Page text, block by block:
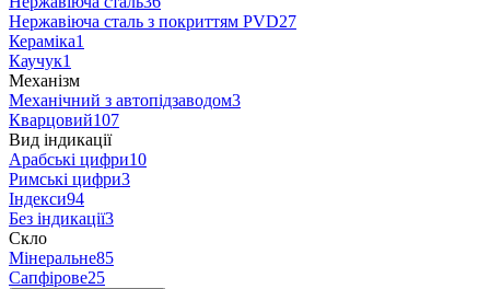
Нержавіюча сталь з покриттям PVD27
Кераміка1
Каучук1
Механізм
Механічний з автопідзаводом3
Кварцовий107
Вид індикації
Арабські цифри10
Римські цифри3
Індекси94
Без індикації3
Скло
Мінеральне85
Сапфірове25